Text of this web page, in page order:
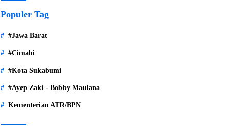
Populer Tag
#Jawa Barat
#Cimahi
#Kota Sukabumi
#Ayep Zaki - Bobby Maulana
Kementerian ATR/BPN